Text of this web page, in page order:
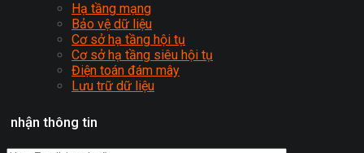
Hạ tầng mạng
Bảo vệ dữ liệu
Cơ sở hạ tầng hội tụ
Cơ sở hạ tầng siêu hội tụ
Điện toán đám mây
Lưu trữ dữ liệu
nhận thông tin